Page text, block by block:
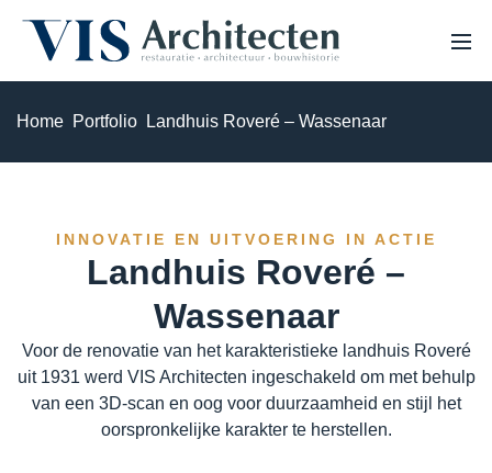
HOME
PROJECTEN
Monumenten & erfgoed
Haalbaarheidsstudie & analyse
Bouwhistorisch onderzoek & waardestelling
3D Laserscannen & 3D inmeten
NIEUWS
Home Portfolio Landhuis Roveré – Wassenaar
INNOVATIE EN UITVOERING IN ACTIE
Landhuis Roveré –
Wassenaar
Voor de renovatie van het karakteristieke landhuis Roveré
uit 1931 werd VIS Architecten ingeschakeld om met behulp
van een 3D-scan en oog voor duurzaamheid en stijl het
oorspronkelijke karakter te herstellen.